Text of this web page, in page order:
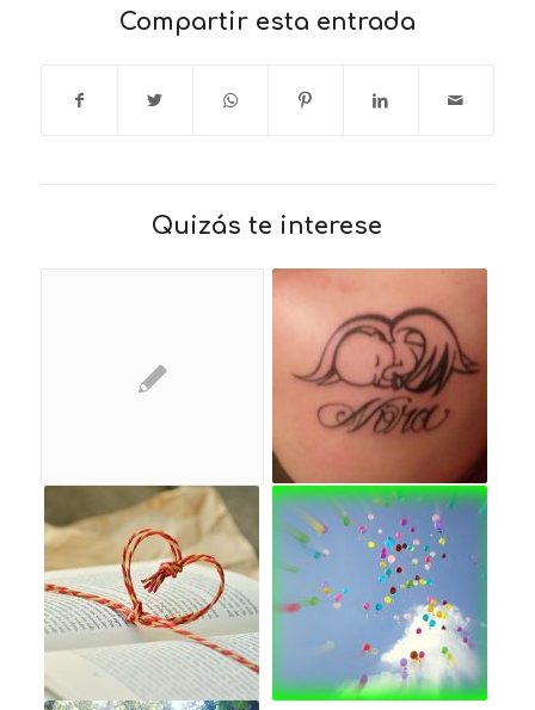
Compartir esta entrada
Quizás te interese